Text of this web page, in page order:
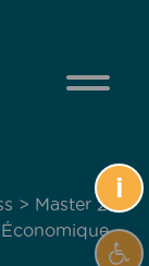
i
> Master 2